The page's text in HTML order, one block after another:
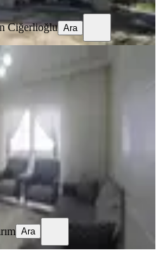
Ciğerlioğlu Ara
Doğu Teras Ta 3+1
6. Kat ·10.04.2026
15 yıl
Ara